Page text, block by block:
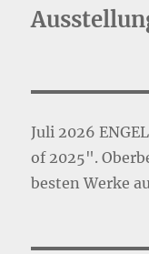
Juli 2026
of 2025".
besten Werke